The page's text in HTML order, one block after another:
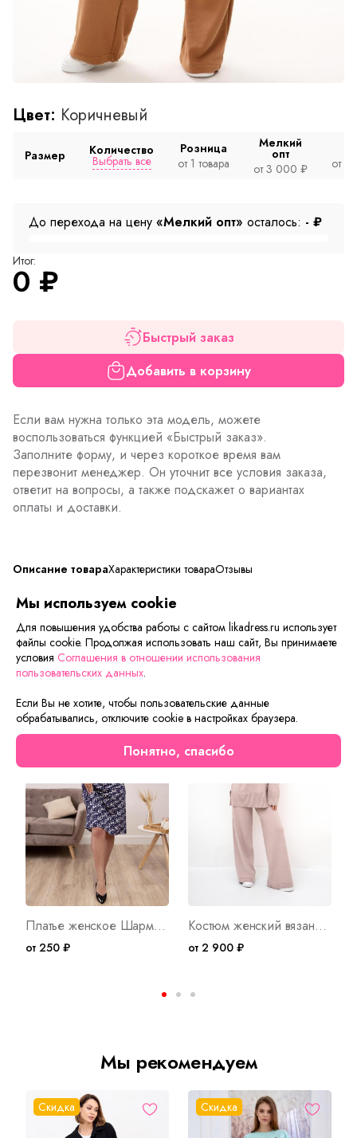
Цвет: Коричневый
Размер Количество
Выбрать все
Розница
от 1 товара
Мелкий
опт
от 3 000 ₽
от
До перехода на цену «Мелкий опт» осталось: - ₽
Итог:
0 ₽
Быстрый заказ
Добавить в корзину
Если вам нужна только эта модель, можете
воспользоваться функцией «Быстрый заказ».
Заполните форму, и через короткое время вам
перезвонит менеджер. Он уточнит все условия заказа,
ответит на вопросы, а также подскажет о вариантах
оплаты и доставки.
Описание товараХарактеристики товараОтзывы
товар уценен в виду незначительного брака
Сейчас на сайте смотрят
Шок-цена
Платье женское Шармель Арт. 3687
от 250 ₽
Новинка
Премиум
Костюм женский вязаный Конфетти Б Арт. 9822
от 2 900 ₽
Мы рекомендуем
Скидка Скидка
Мы используем cookie
Для повышения удобства работы с сайтом likadress.ru использует
файлы cookie. Продолжая использовать наш сайт, Вы принимаете
условия Соглашения в отношении использования
пользовательских данных.
Если Вы не хотите, чтобы пользовательские данные
обрабатывались, отключите cookie в настройках браузера.
Понятно, спасибо